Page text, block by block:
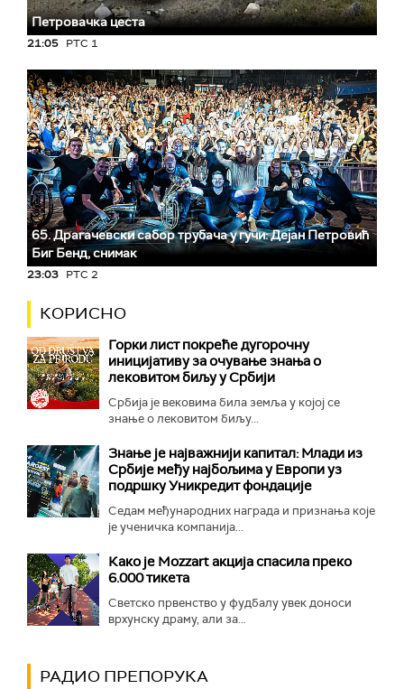
Петровачка цеста
21:05 РТС 1
65. Драгачевски сабор трубача у гучи: Дејан Петровић
Биг Бeнд, снимак
23:03 РТС 2
КОРИСНО
Горки лист покреће дугорочну
иницијативу за очување знања о
лековитом биљу у Србији
Србија је вековима била земља у којој се
знање о лековитом биљу...
Знање је најважнији капитал: Млади из
Србије међу најбољима у Европи уз
подршку Уникредит фондације
Седам међународних награда и признања које
је ученичка компанија...
Како је Mozzart акција спасила преко
6.000 тикета
Светско првенство у фудбалу увек доноси
врхунску драму, али за...
РАДИО ПРЕПОРУКА